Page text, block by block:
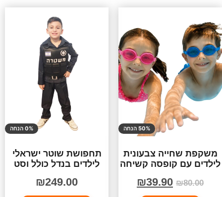
50% הנחה
משקפת שחייה צבעונית
לילדים עם קופסה קשיחה
₪80.00
₪39.90
0% הנחה
תחפושת שוטר ישראלי
לילדים בנדל כולל וסט
₪249.00